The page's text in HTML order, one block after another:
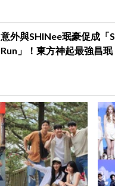
意外與SHINee珉豪促成「
Run」！東方神起最強昌珉